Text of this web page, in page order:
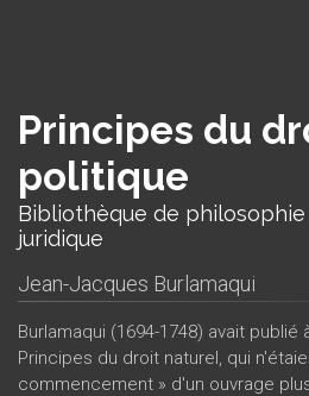
Principes du
politique
Bibliothèque de
juridique
Jean-Jacques Burlamaqui
Burlamaqui (1694-1748) avait publié
Principes du droit naturel, qui
commencement » d'un ouvrage